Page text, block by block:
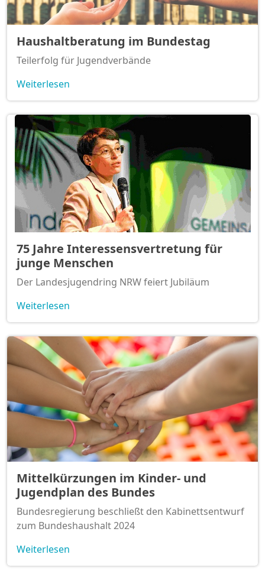
Haushaltberatung im Bundestag
Teilerfolg für Jugendverbände
Weiterlesen
75 Jahre Interessensvertretung für
junge Menschen
Der Landesjugendring NRW feiert Jubiläum
Weiterlesen
Mittelkürzungen im Kinder- und
Jugendplan des Bundes
Bundesregierung beschließt den Kabinettsentwurf
zum Bundeshaushalt 2024
Weiterlesen